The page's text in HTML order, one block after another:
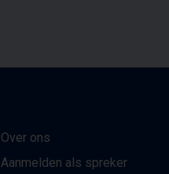
Over ons
Aanmelden als spreker